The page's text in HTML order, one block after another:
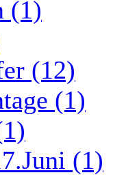
(1)
(12)
(1)
(1)